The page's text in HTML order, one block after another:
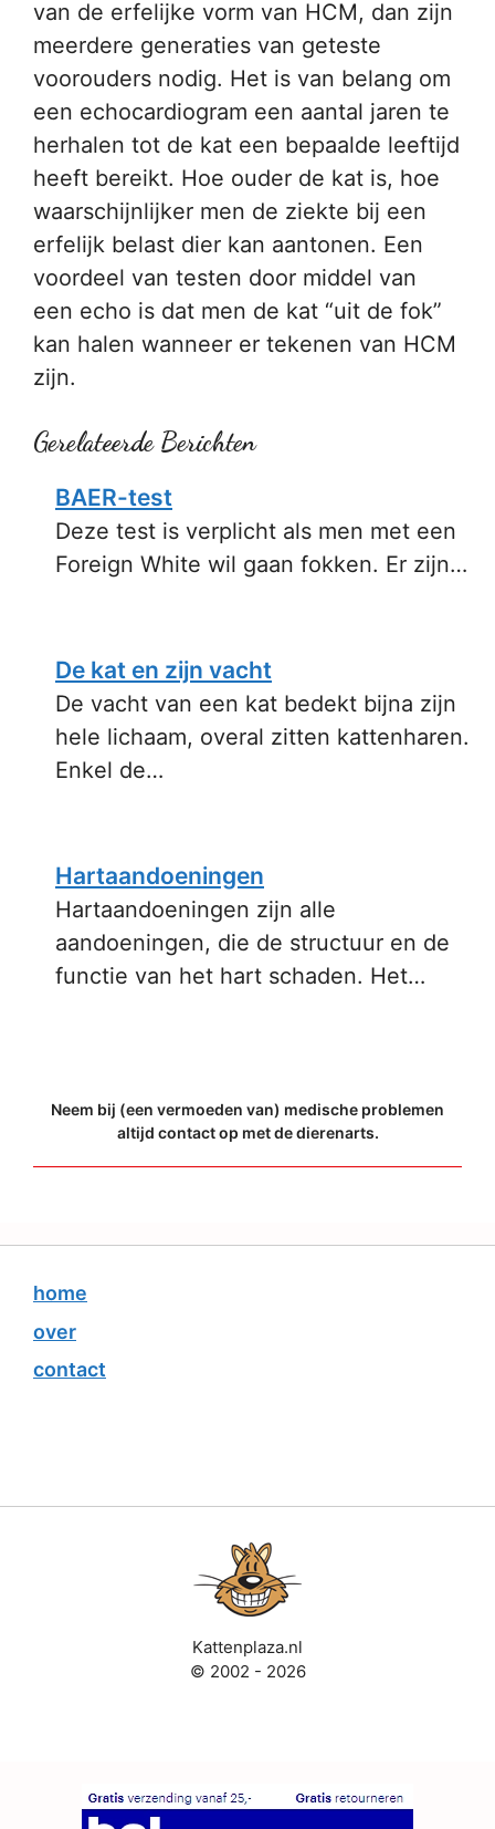
van de erfelijke vorm van HCM, dan zijn
meerdere generaties van geteste
voorouders nodig. Het is van belang om
een echocardiogram een aantal jaren te
herhalen tot de kat een bepaalde leeftijd
heeft bereikt. Hoe ouder de kat is, hoe
waarschijnlijker men de ziekte bij een
erfelijk belast dier kan aantonen. Een
voordeel van testen door middel van
een echo is dat men de kat “uit de fok”
kan halen wanneer er tekenen van HCM
zijn.
Gerelateerde Berichten
BAER-test
Deze test is verplicht als men met een
Foreign White wil gaan fokken. Er zijn…
De kat en zijn vacht
De vacht van een kat bedekt bijna zijn
hele lichaam, overal zitten kattenharen.
Enkel de…
Hartaandoeningen
Hartaandoeningen zijn alle
aandoeningen, die de structuur en de
functie van het hart schaden. Het…
Neem bij (een vermoeden van) medische problemen
altijd contact op met de dierenarts.
home
over
contact
Kattenplaza.nl
© 2002 - 2026